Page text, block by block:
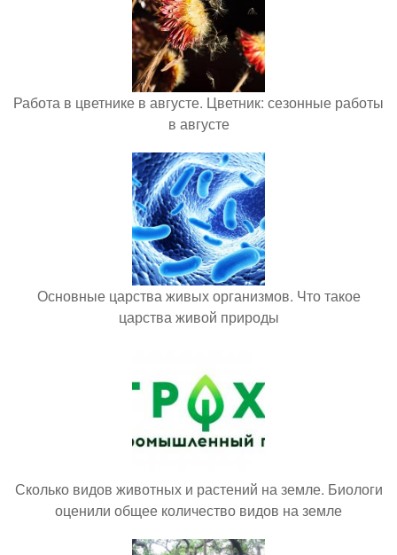
Работа в цветнике в августе. Цветник: сезонные работы
в августе
Основные царства живых организмов. Что такое
царства живой природы
Сколько видов животных и растений на земле. Биологи
оценили общее количество видов на земле